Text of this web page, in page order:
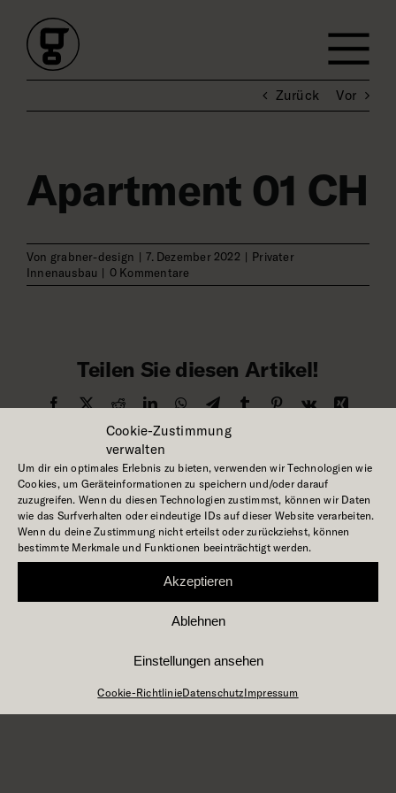
Cookie-Zustimmung
verwalten
Um dir ein optimales Erlebnis zu bieten, verwenden wir Technologien wie
Cookies, um Geräteinformationen zu speichern und/oder darauf
zuzugreifen. Wenn du diesen Technologien zustimmst, können wir Daten
wie das Surfverhalten oder eindeutige IDs auf dieser Website verarbeiten.
Wenn du deine Zustimmung nicht erteilst oder zurückziehst, können
bestimmte Merkmale und Funktionen beeinträchtigt werden.
Akzeptieren
Ablehnen
Einstellungen ansehen
Cookie-RichtlinieDatenschutzImpressum
Inhalt
springen
Zurück Vor
Apartment 01 CH
Von grabner-design | 7. Dezember 2022 | Privater
Innenausbau | 0 Kommentare
Teilen Sie diesen Artikel!
Facebook
X RedditLinkedInWhatsApp
TelegramTumblr Pinterest
Vk
E-
Mail
Über den Autor:grabner-design
Ähnliche Beiträge
Einbauküche
Büro
01 DE